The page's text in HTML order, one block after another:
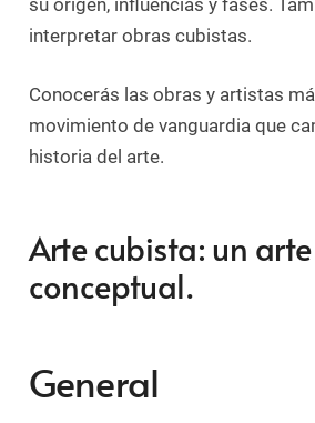
interpretar obras cubistas.
Conocerás las obras y artistas
movimiento de vanguardia que
historia del arte.
Arte cubista: un arte
conceptual.
General